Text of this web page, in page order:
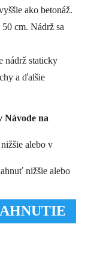
ako betonáž.
cm. Nádrž sa
nádrž staticky
a ďalšie
Návode na
alebo v
nižšie alebo